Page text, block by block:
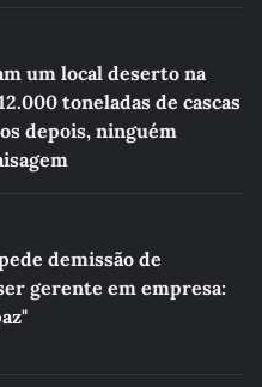
um local deserto na
toneladas de cascas
depois, ninguém
demissão de
gerente em empresa: